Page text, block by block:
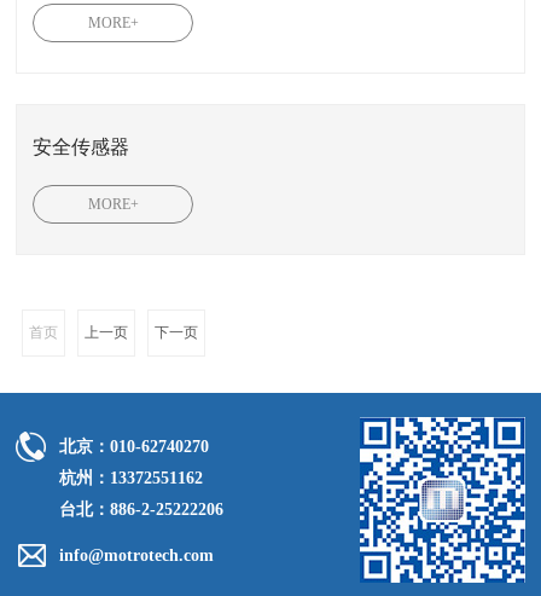
MORE+
安全传感器
MORE+
首页 上一页 下一页
北京：010-62740270
杭州：13372551162
台北：886-2-25222206
info@motrotech.com